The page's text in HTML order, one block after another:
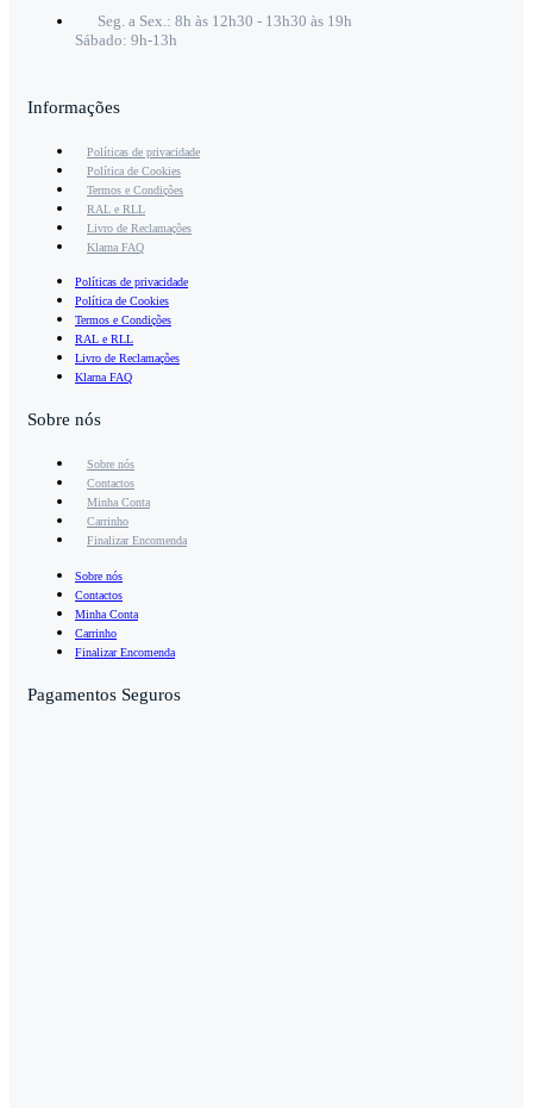
Seg. a Sex.: 8h às 12h30 - 13h30 às 19h
Sábado: 9h-13h
Informações
Políticas de privacidade
Política de Cookies
Termos e Condições
RAL e RLL
Livro de Reclamações
Klarna FAQ
Políticas de privacidade
Política de Cookies
Termos e Condições
RAL e RLL
Livro de Reclamações
Klarna FAQ
Sobre nós
Sobre nós
Contactos
Minha Conta
Carrinho
Finalizar Encomenda
Sobre nós
Contactos
Minha Conta
Carrinho
Finalizar Encomenda
Pagamentos Seguros